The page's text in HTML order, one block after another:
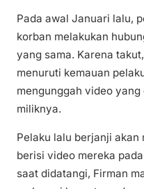
Pada awal Januari lalu,
korban melakukan
yang sama. Karena
menuruti kemauan
mengunggah video
miliknya.
Pelaku lalu berjanji
berisi video mereka
saat didatangi, Firman